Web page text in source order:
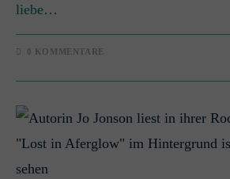
liebe…
0 KOMMENTARE